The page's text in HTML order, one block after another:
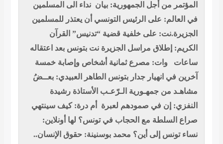
المؤتمر من أجل الجمهورية: بيان نداء الى المسلمين
في العالم: على الرئيس التونسي أن يعتذر للمسلمين
الجزيرة.نت: على خلفية قضية “تدنيس” القرآن
الكريم: إطلاق مراسل الجزيرة نت بتونس بعد اعتقاله
ساعات وات: مصرع ثمانية أشخاص وإصابة خمسة
آخرين في انهيار جدار بتونس الطاهر العبيدي: بعــضُ
مشاهـد من جمهـورية الـرّعـب الأستاذة رشيدة
النفزي: إن في صمودهم لعبرة أم درة: كيف سينتهي
صراع السلطة مع الحجاب في تونس؟ لها أونلاين:
نساء تونس إلى أين؟ محمد بوسنينة: حقوق الإنسان..